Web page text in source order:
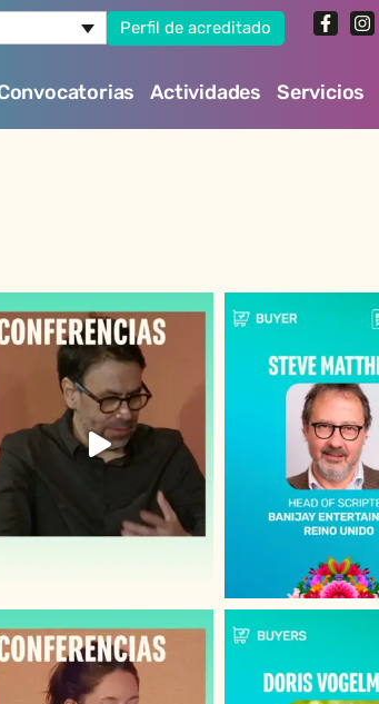
Perfil de acreditado
Actividades Servicios